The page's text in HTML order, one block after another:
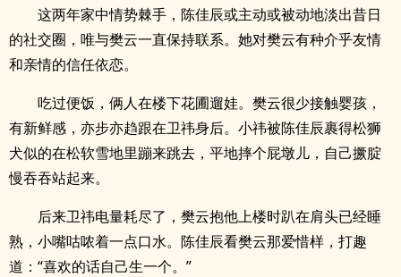
这两年家中情势棘手，陈佳辰或主动或被动地淡出昔日
的社交圈，唯与樊云一直保持联系。她对樊云有种介乎友情
和亲情的信任依恋。
吃过便饭，俩人在楼下花圃遛娃。樊云很少接触婴孩，
有新鲜感，亦步亦趋跟在卫祎身后。小祎被陈佳辰裹得松狮
犬似的在松软雪地里蹦来跳去，平地摔个屁墩儿，自己撅腚
慢吞吞站起来。
后来卫祎电量耗尽了，樊云抱他上楼时趴在肩头已经睡
熟，小嘴咕哝着一点口水。陈佳辰看樊云那爱惜样，打趣
道：“喜欢的话自己生一个。”